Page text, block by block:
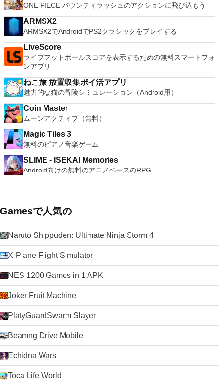
ONE PIECE バウンティラッシュのアクションに飛び込もう
ARMSX2
ARMSX2でAndroidでPS2クラシックをプレイする
LiveScore
ライブフットボールスコアを表示するための無料スマートフォ
ンアプリ
ねこ旅 放置収集ポイ活アプリ
魅力的な猫の冒険シミュレーション（Android用）
Coin Master
ムーンアクティブ（無料）
Magic Tiles 3
無料のピアノ音楽ゲーム
SLIME - ISEKAI Memories
Android向けの無料のアニメベースのRPG
Gamesで人気の
Naruto Shippuden: Ultimate Ninja Storm 4
X-Plane Flight Simulator
NES 1200 Games in 1 APK
Joker Fruit Machine
PlatyGuardSwarm Slayer
Beamng Drive Mobile
Echidna Wars
Toca Life World